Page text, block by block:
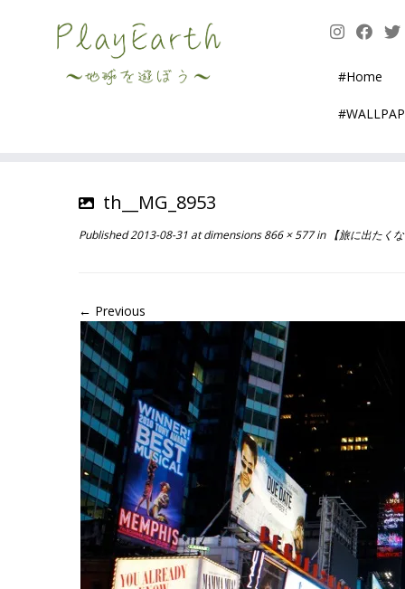
#Home
th__MG_8953
Published2013-08-31 at dimensions866 × 577in【旅に出たくな
← Previous